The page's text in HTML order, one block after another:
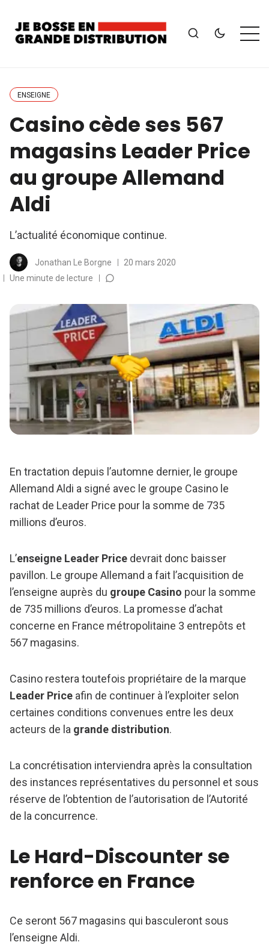
ENSEIGNE
Casino cède ses 567
magasins Leader Price
au groupe Allemand
Aldi
L’actualité économique continue.
Jonathan Le Borgne
20 mars 2020
Une minute de lecture
En tractation depuis l’automne dernier, le groupe
Allemand Aldi a signé avec le groupe Casino le
rachat de Leader Price pour la somme de 735
millions d’euros.
L’enseigne Leader Price devrait donc baisser
pavillon. Le groupe Allemand a fait l’acquisition de
l’enseigne auprès du groupe Casino pour la somme
de 735 millions d’euros. La promesse d’achat
concerne en France métropolitaine 3 entrepôts et
567 magasins.
Casino restera toutefois propriétaire de la marque
Leader Price afin de continuer à l’exploiter selon
certaines conditions convenues entre les deux
acteurs de la grande distribution.
La concrétisation interviendra après la consultation
des instances représentatives du personnel et sous
réserve de l’obtention de l’autorisation de l’Autorité
de la concurrence.
Le Hard-Discounter se
renforce en France
Ce seront 567 magasins qui basculeront sous
l’enseigne Aldi.